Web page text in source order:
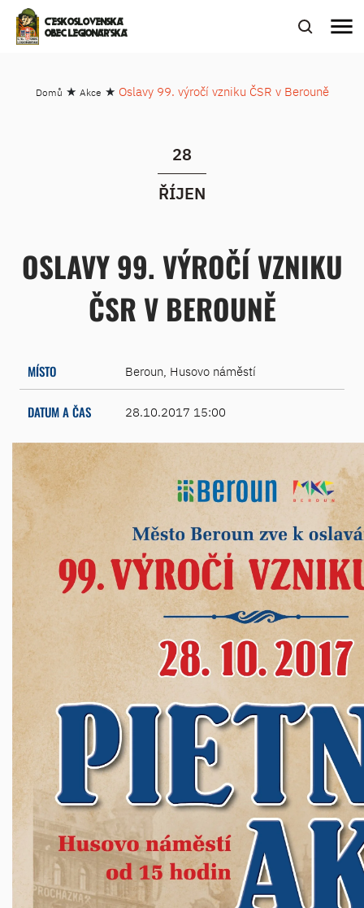
ČESKOSLOVENSKÁ
OBEC LEGIONÁŘSKÁ
menu
Domů ★ Akce ★ Oslavy 99. výročí vzniku ČSR v Berouně
28
ŘÍJEN
OSLAVY 99. VÝROČÍ VZNIKU
ČSR V BEROUNĚ
MÍSTO Beroun, Husovo náměstí
DATUM A ČAS 28.10.2017 15:00